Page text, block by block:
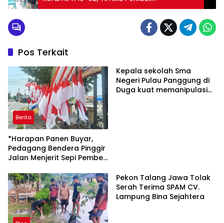
Kemanunggalan TNI-Rakyat
Pos Terkait
Berita
*Harapan Panen Buyar,
Pedagang Bendera Pinggir
Jalan Menjerit Sepi Pembeli
Kepala sekolah Sma
Negeri Pulau Panggung di
Duga kuat memanipulasi
Pekon Talang Jawa Tolak
Serah Terima SPAM CV.
Lampung Bina Sejahtera